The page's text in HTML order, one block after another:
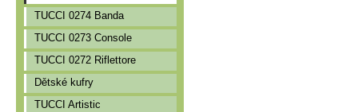
TUCCI 0274 Banda
TUCCI 0273 Console
TUCCI 0272 Riflettore
Dětské kufry
TUCCI Artistic